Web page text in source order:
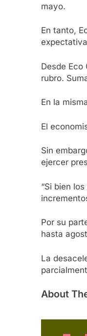
mayo.
En tanto,
Desde
rubro.
En la
El
Sin
ejercer
“Si bien
Por su
hasta
La
About